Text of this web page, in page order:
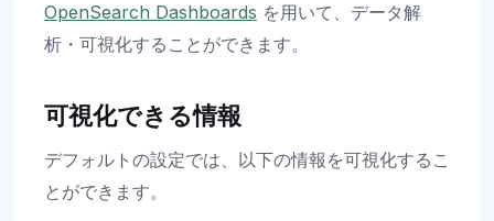
OpenSearch Dashboards を用いて、データ解
析・可視化することができます。
可視化できる情報
デフォルトの設定では、以下の情報を可視化するこ
とができます。